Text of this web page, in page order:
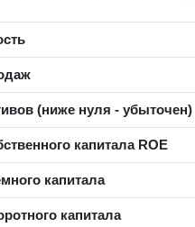
(ниже нуля - убыточен)
капитала ROE
капитала
капитала